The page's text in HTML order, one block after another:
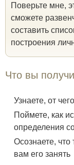
Поверьте мне,
сможете
составить
построения
Что вы
Узнаете, от
Поймете, как
определения
Осознаете, что
вам его занять